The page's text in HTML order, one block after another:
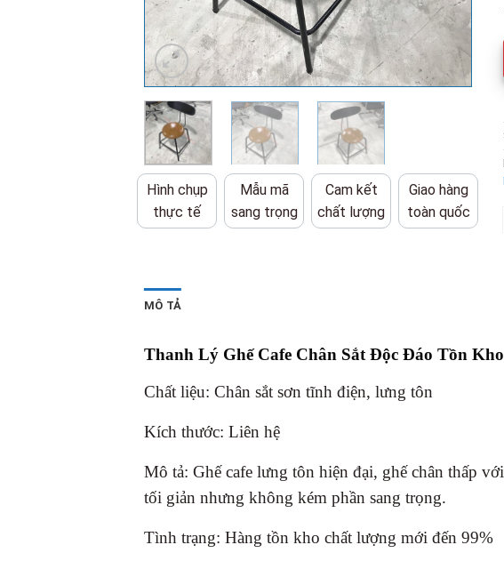
Hình chụp
thực tế
Mẫu mã
sang trọng
Cam kết
chất lượng
Giao hàng
toàn quốc
MÔ TẢ
Thanh Lý Ghế Cafe Chân Sắt Độc Đáo Tồn Kho
Chất liệu: Chân sắt sơn tĩnh điện, lưng tôn
Kích thước: Liên hệ
Mô tả: Ghế cafe lưng tôn hiện đại, ghế chân thấp
tối giản nhưng không kém phần sang trọng.
Tình trạng: Hàng tồn kho chất lượng mới đến 99%